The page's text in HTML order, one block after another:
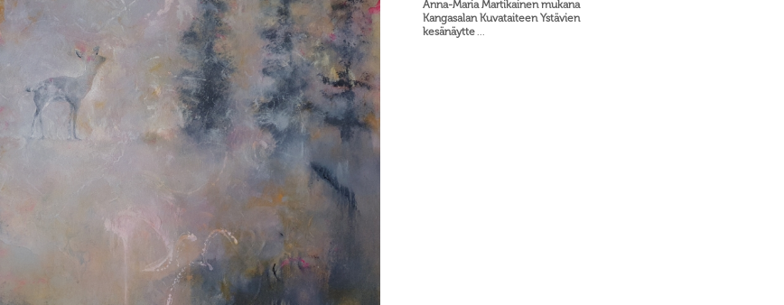
Anna-Maria Martikainen mukana
Kangasalan Kuvataiteen Ystävien
kesänäytte...